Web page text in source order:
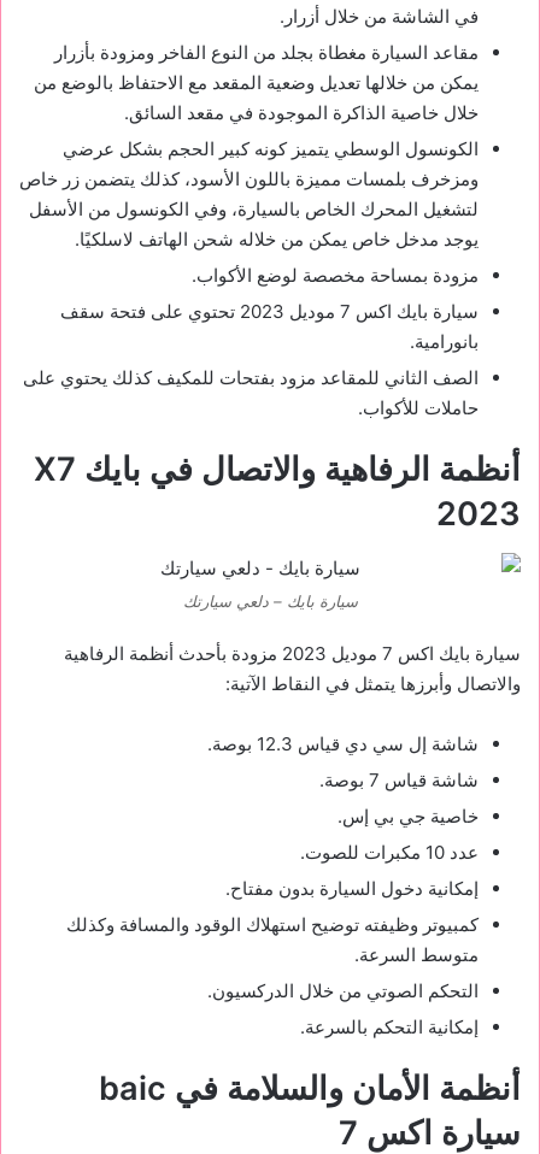
في الشاشة من خلال أزرار.
مقاعد السيارة مغطاة بجلد من النوع الفاخر ومزودة بأزرار
يمكن من خلالها تعديل وضعية المقعد مع الاحتفاظ بالوضع من
خلال خاصية الذاكرة الموجودة في مقعد السائق.
الكونسول الوسطي يتميز كونه كبير الحجم بشكل عرضي
ومزخرف بلمسات مميزة باللون الأسود، كذلك يتضمن زر خاص
لتشغيل المحرك الخاص بالسيارة، وفي الكونسول من الأسفل
يوجد مدخل خاص يمكن من خلاله شحن الهاتف لاسلكيًا.
مزودة بمساحة مخصصة لوضع الأكواب.
سيارة بايك اكس 7 موديل 2023 تحتوي على فتحة سقف
بانورامية.
الصف الثاني للمقاعد مزود بفتحات للمكيف كذلك يحتوي على
حاملات للأكواب.
أنظمة الرفاهية والاتصال في بايك X7
2023
سيارة بايك – دلعي سيارتك
سيارة بايك اكس 7 موديل 2023 مزودة بأحدث أنظمة الرفاهية
والاتصال وأبرزها يتمثل في النقاط الآتية:
شاشة إل سي دي قياس 12.3 بوصة.
شاشة قياس 7 بوصة.
خاصية جي بي إس.
عدد 10 مكبرات للصوت.
إمكانية دخول السيارة بدون مفتاح.
كمبيوتر وظيفته توضيح استهلاك الوقود والمسافة وكذلك
متوسط السرعة.
التحكم الصوتي من خلال الدركسيون.
إمكانية التحكم بالسرعة.
أنظمة الأمان والسلامة في baic
سيارة اكس 7